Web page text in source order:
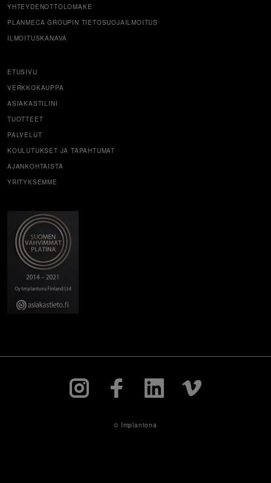
YHTEYDENOTTOLOMAKE
PLANMECA GROUPIN TIETOSUOJAILMOITUS
ILMOITUSKANAVA
ETUSIVU
VERKKOKAUPPA
ASIAKASTILINI
TUOTTEET
PALVELUT
KOULUTUKSET JA TAPAHTUMAT
AJANKOHTAISTA
YRITYKSEMME
© Implantona